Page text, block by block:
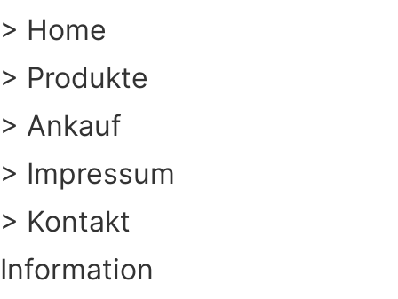
> Home
> Produkte
> Ankauf
> Impressum
> Kontakt
Information